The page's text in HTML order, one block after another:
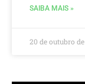
SAIBA MAIS »
20 de outubro